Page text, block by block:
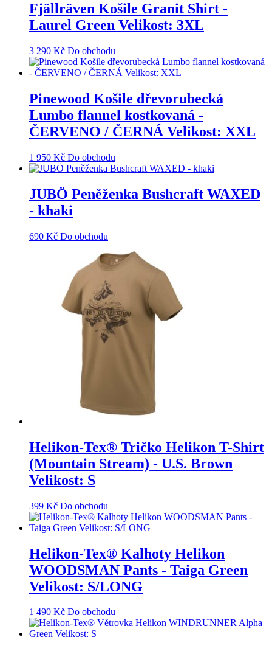
Fjällräven Košile Granit Shirt -
Laurel Green Velikost: 3XL
3 290 Kč Do obchodu
Pinewood Košile dřevorubecká
Lumbo flannel kostkovaná -
ČERVENO / ČERNÁ Velikost: XXL
1 950 Kč Do obchodu
JUBÖ Peněženka Bushcraft WAXED
- khaki
690 Kč Do obchodu
Helikon-Tex® Tričko Helikon T-Shirt
(Mountain Stream) - U.S. Brown
Velikost: S
399 Kč Do obchodu
Helikon-Tex® Kalhoty Helikon
WOODSMAN Pants - Taiga Green
Velikost: S/LONG
1 490 Kč Do obchodu